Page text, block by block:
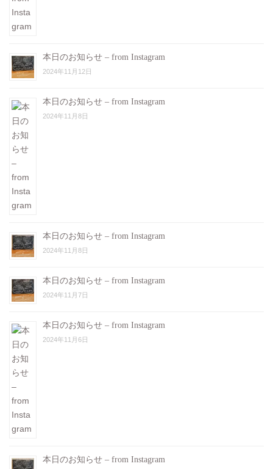
本日のお知らせ – from Instagram
2024年11月12日
本日のお知らせ – from Instagram
2024年11月8日
本日のお知らせ – from Instagram
2024年11月8日
本日のお知らせ – from Instagram
2024年11月7日
本日のお知らせ – from Instagram
2024年11月6日
本日のお知らせ – from Instagram